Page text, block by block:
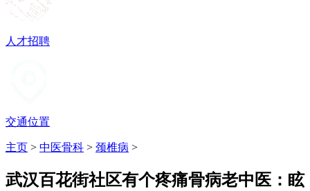
人才招聘
交通位置
主页 > 中医骨科 > 颈椎病 >
武汉百花街社区有个疼痛骨病老中医：眩